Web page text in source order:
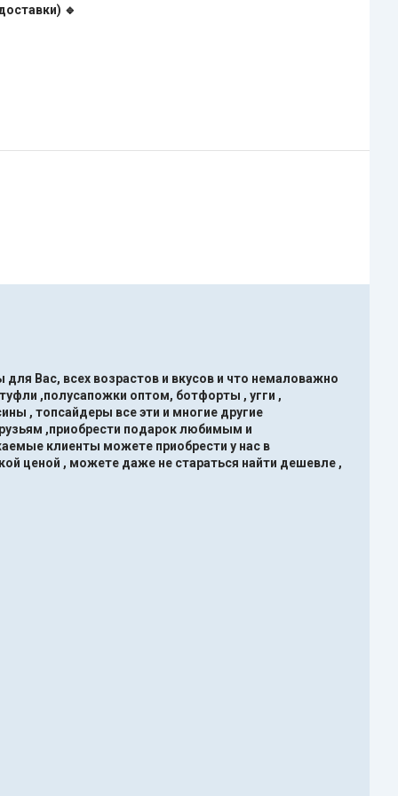
🔹
Вас, всех возрастов и вкусов и что немаловажно
,полусапожки оптом, ботфорты , угги ,
, топсайдеры все эти и многие другие
,приобрести подарок любимым и
клиенты можете приобрести у нас в
ценой , можете даже не стараться найти дешевле ,